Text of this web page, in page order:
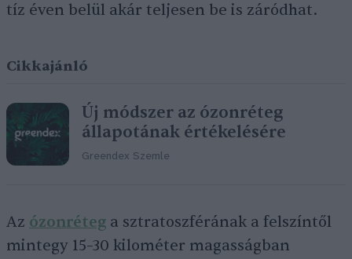
tíz éven belül akár teljesen be is záródhat.
Cikkajánló
Új módszer az ózonréteg
állapotának értékelésére
Greendex Szemle
Az ózonréteg a sztratoszférának a felszíntől
mintegy 15–30 kilométer magasságban